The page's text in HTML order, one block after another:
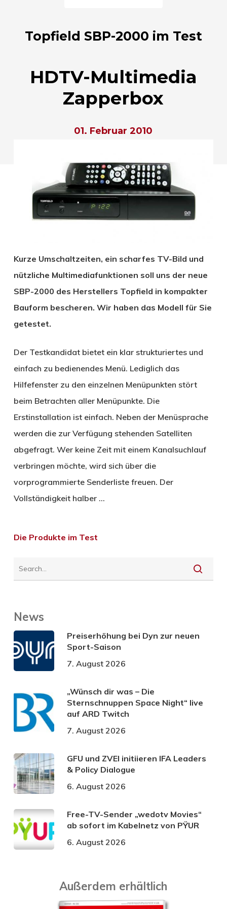
Topfield SBP-2000 im Test
HDTV-Multimedia
Zapperbox
01. Februar 2010
Kurze Umschaltzeiten, ein scharfes TV-Bild und
nützliche Multimediafunktionen soll uns der neue
SBP-2000 des Herstellers Topfield in kompakter
Bauform bescheren. Wir haben das Modell für Sie
getestet.
Der Testkandidat bietet ein klar strukturiertes und
einfach zu bedienendes Menü. Lediglich das
Hilfefenster zu den einzelnen Menüpunkten stört
beim Betrachten aller Menüpunkte. Die
Erstinstallation ist einfach. Neben der Menüsprache
werden die zur Verfügung stehenden Satelliten
abgefragt. Wer keine Zeit mit einem Kanalsuchlauf
verbringen möchte, wird sich über die
vorprogrammierte Senderliste freuen. Der
Vollständigkeit halber …
Die Produkte im Test
News
Preiserhöhung bei Dyn zur neuen
Sport-Saison
7. August 2026
„Wünsch dir was – Die
Sternschnuppen Space Night“ live
auf ARD Twitch
7. August 2026
GFU und ZVEI initiieren IFA Leaders
& Policy Dialogue
6. August 2026
Free-TV-Sender „wedotv Movies“
ab sofort im Kabelnetz von PŸUR
6. August 2026
Außerdem erhältlich